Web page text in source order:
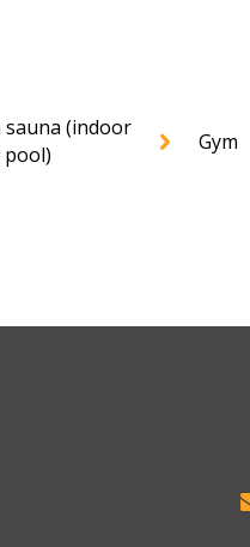
sauna (indoor
pool)
Gym